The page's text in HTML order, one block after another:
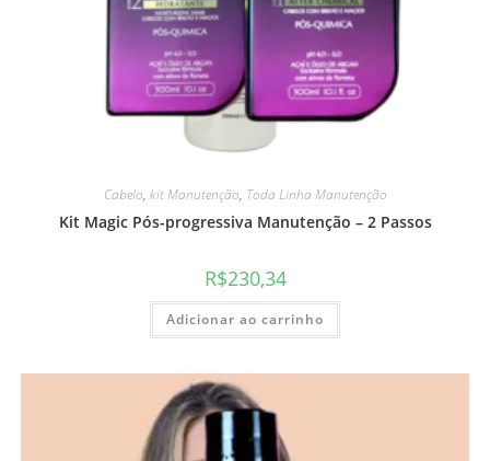
Cabelo, kit Manutenção, Toda Linha Manutenção
Kit Magic Pós-progressiva Manutenção – 2 Passos
R$230,34
Adicionar ao carrinho